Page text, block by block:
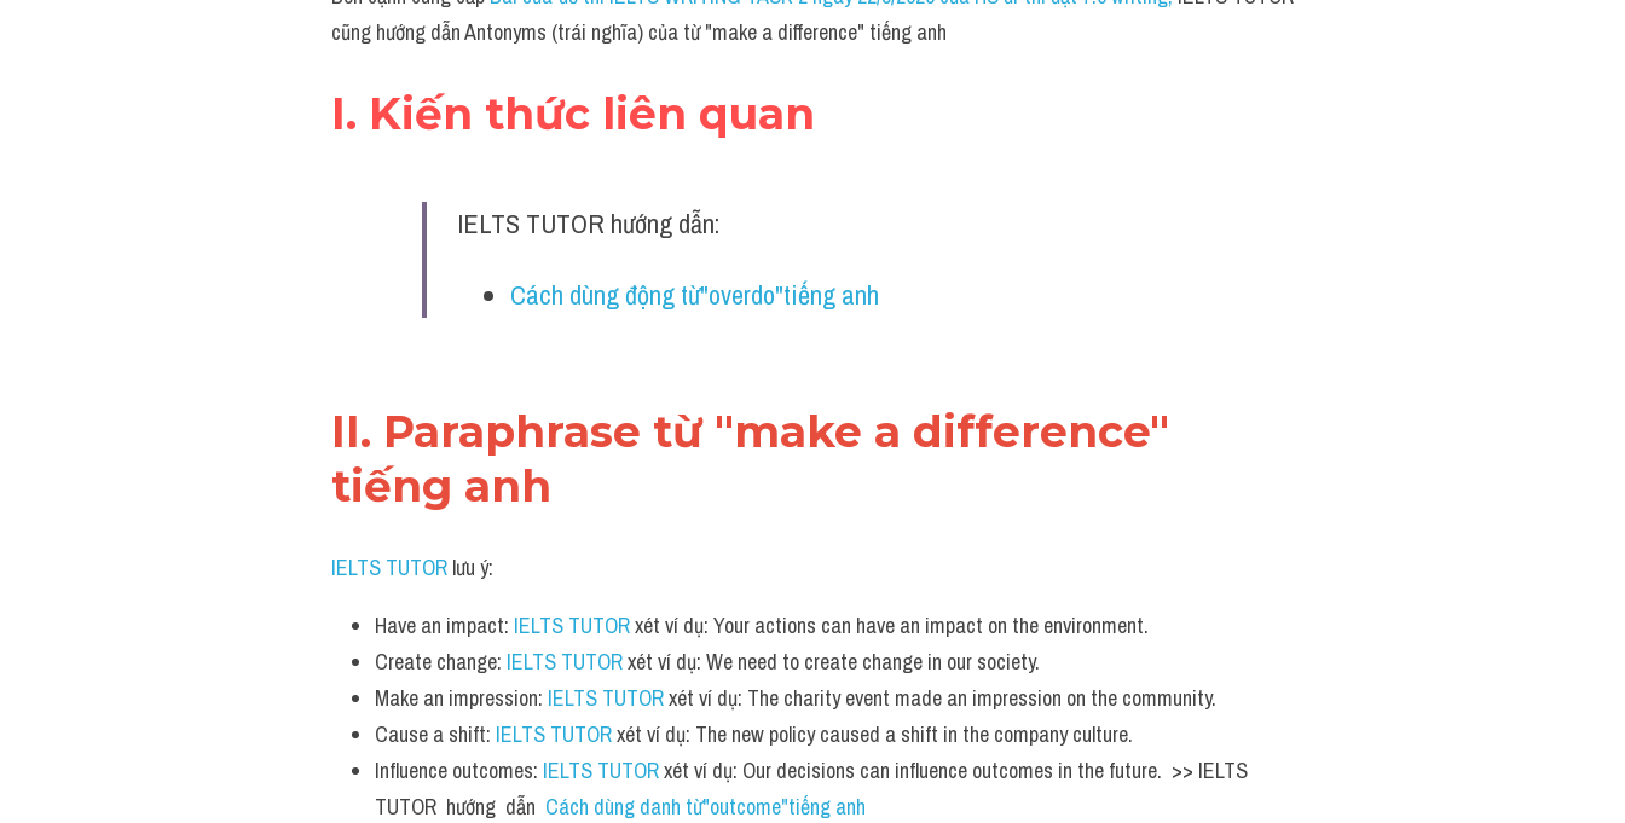
cũng hướng dẫn Antonyms (trái nghĩa) của từ "make a difference" tiếng anh
I. Kiến thức liên quan
IELTS TUTOR hướng dẫn:
Cách dùng động từ"overdo"tiếng anh
II. Paraphrase từ "make a difference"
tiếng anh
IELTS TUTOR lưu ý:​
Have an impact: IELTS TUTOR xét ví dụ: Your actions can have an impact on the environment.
Create change: IELTS TUTOR xét ví dụ: We need to create change in our society.
Make an impression: IELTS TUTOR xét ví dụ: The charity event made an impression on the community.
Cause a shift: IELTS TUTOR xét ví dụ: The new policy caused a shift in the company culture.
Influence outcomes: IELTS TUTOR xét ví dụ: Our decisions can influence outcomes in the future.  >> IELTS
TUTOR  hướng  dẫn Cách dùng danh từ"outcome"tiếng anh